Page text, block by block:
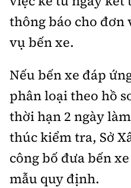
thông báo cho
vụ bến xe.
Nếu bến xe đáp
phân loại theo hồ
thời hạn 2 ngày
thúc kiểm tra, Sở
công bố đưa bến
mẫu quy định.